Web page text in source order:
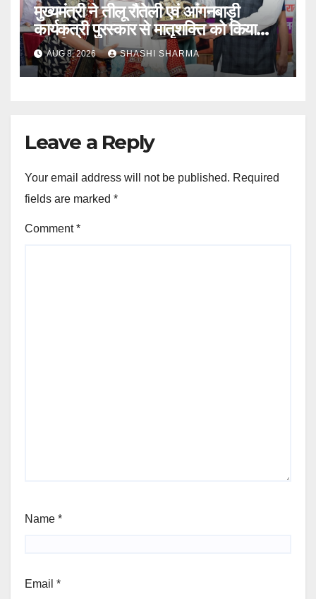
मुख्यमंत्री ने तीलू रौतेली एवं आंगनबाड़ी
कार्यकत्री पुरस्कार से मातृशक्ति को किया
सम्मानित
AUG 8, 2026 SHASHI SHARMA
Leave a Reply
Your email address will not be published. Required
fields are marked *
Comment*
Name *
Email *